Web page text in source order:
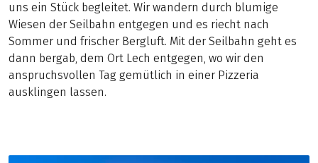
uns ein Stück begleitet. Wir wandern durch blumige
Wiesen der Seilbahn entgegen und es riecht nach
Sommer und frischer Bergluft. Mit der Seilbahn geht es
dann bergab, dem Ort Lech entgegen, wo wir den
anspruchsvollen Tag gemütlich in einer Pizzeria
ausklingen lassen.